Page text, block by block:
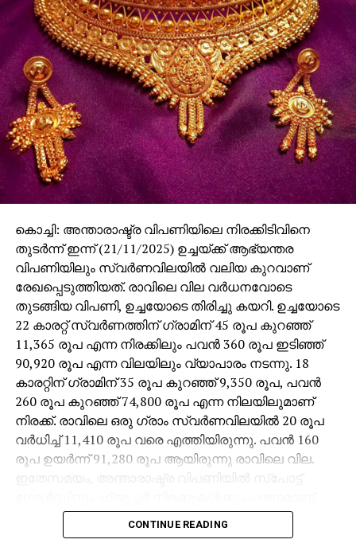
കൊച്ചി: അന്താരാഷ്ട്ര വിപണിയിലെ നിരക്കിടിവിനെ
തുടര്‍ന്ന് ഇന്ന് (21/11/2025) ഉച്ചയ്ക്ക് ആഭ്യന്തര
വിപണിയിലും സ്വര്‍ണവിലയില്‍ വലിയ കുറവാണ്
രേഖപ്പെടുത്തിയത്. രാവിലെ വില വര്‍ധനവോടെ
തുടങ്ങിയ വിപണി, ഉച്ചയോടെ തിരിച്ചു കയറി. ഉച്ചയോടെ
22 കാരറ്റ് സ്വര്‍ണത്തിന് ഗ്രാമിന് 45 രൂപ കുറഞ്ഞ്
11,365 രൂപ എന്ന നിരക്കിലും പവന്‍ 360 രൂപ ഇടിഞ്ഞ്
90,920 രൂപ എന്ന വിലയിലും വ്യാപാരം നടന്നു. 18
കാരറ്റിന് ഗ്രാമിന് 35 രൂപ കുറഞ്ഞ് 9,350 രൂപ, പവന്‍
260 രൂപ കുറഞ്ഞ് 74,800 രൂപ എന്ന നിലയിലുമാണ്
നിരക്ക്. രാവിലെ ഒരു ഗ്രാം സ്വര്‍ണവിലയില്‍ 20 രൂപ
വര്‍ധിച്ച് 11,410 രൂപ വരെ എത്തിയിരുന്നു. പവന്‍ 160
രൂപ ഉയര്‍ന്ന് 91,280 രൂപ ആയിരുന്നു രാവിലെ വില.
ഉണ്ടായത്. സ്‌പോട്ട് ഗോള്‍ഡ് 0.36% ഇടിഞ്ഞ് 4,045.94
ഡോളര്‍ ആയപ്പോള്‍, രാവിലെ ഇത് 4,072.87 ഡോളര്‍
CONTINUE READING